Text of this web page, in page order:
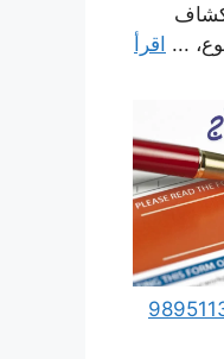
... اقرأ
فيزا شنغن 98951133